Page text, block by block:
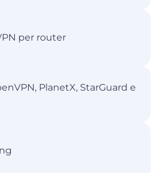
per router
PlanetX, StarGuard e